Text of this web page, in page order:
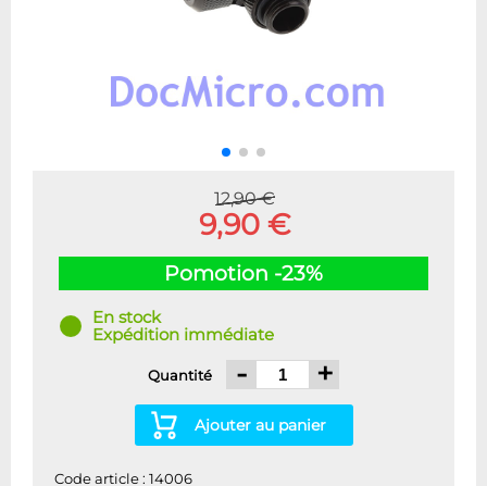
12,90 €
9,90 €
Pomotion -23%
En stock
Expédition immédiate
Quantité - +
Ajouter au panier
Code article : 14006